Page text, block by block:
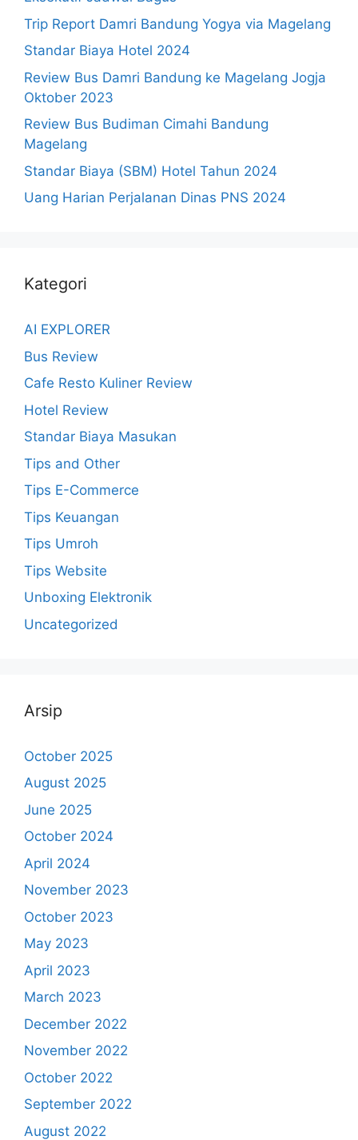
Trip Report Damri Bandung Yogya via Magelang
Standar Biaya Hotel 2024
Review Bus Damri Bandung ke Magelang Jogja
Oktober 2023
Review Bus Budiman Cimahi Bandung
Magelang
Standar Biaya (SBM) Hotel Tahun 2024
Uang Harian Perjalanan Dinas PNS 2024
Kategori
AI EXPLORER
Bus Review
Cafe Resto Kuliner Review
Hotel Review
Standar Biaya Masukan
Tips and Other
Tips E-Commerce
Tips Keuangan
Tips Umroh
Tips Website
Unboxing Elektronik
Uncategorized
Arsip
October 2025
August 2025
June 2025
October 2024
April 2024
November 2023
October 2023
May 2023
April 2023
March 2023
December 2022
November 2022
October 2022
September 2022
August 2022